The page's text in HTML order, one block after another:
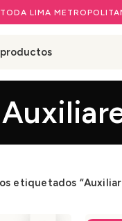
LIMA
etiquetados